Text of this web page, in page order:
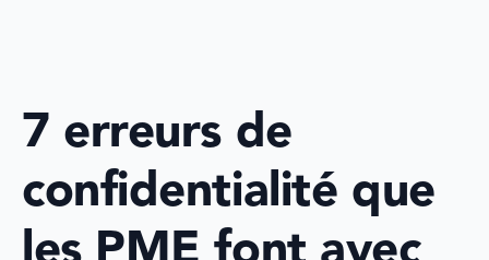
7 erreurs de
confidentialité que